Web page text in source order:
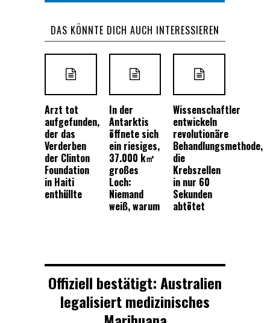
DAS KÖNNTE DICH AUCH INTERESSIEREN
Arzt tot
aufgefunden,
der das
Verderben
der Clinton
Foundation
in Haiti
enthüllte
In der
Antarktis
öffnete sich
ein riesiges,
37.000 k㎡
großes
Loch:
Niemand
weiß, warum
Wissenschaftler
entwickeln
revolutionäre
Behandlungsmethode,
die
Krebszellen
in nur 60
Sekunden
abtötet
Offiziell bestätigt: Australien
legalisiert medizinisches